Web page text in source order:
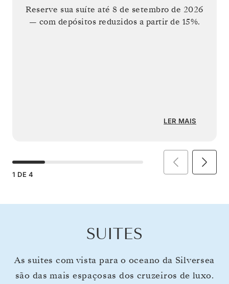
Reserve sua suíte até8 de setembro de 2026
— com depósitos reduzidos a partir de 15%.
LER MAIS
1 DE 4
SUITES
As suites com vista para o oceano da Silversea
são das mais espaçosas dos cruzeiros de luxo.